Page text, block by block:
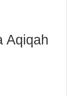
Aqiqah